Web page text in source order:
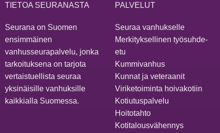
TIETOA SEURANASTA
Seurana on Suomen
ensimmäinen
vanhusseurapalvelu, jonka
tarkoituksena on tarjota
vertaistuellista seuraa
yksinäisille vanhuksille
kaikkialla Suomessa.
PALVELUT
Seuraa vanhukselle
Merkityksellinen työsuhde-
etu
Kummivanhus
Kunnat ja veteraanit
Viriketoiminta hoivakotiin
Kotiutuspalvelu
Hoitotahto
Kotitalousvähennys